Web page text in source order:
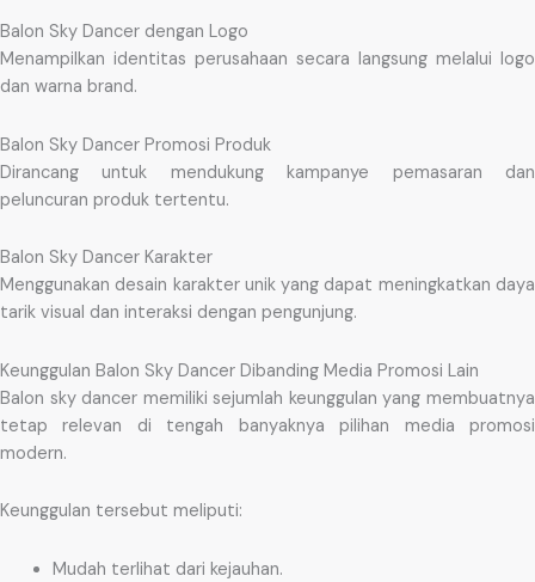
Balon Sky Dancer dengan Logo
Menampilkan identitas perusahaan secara langsung melalui logo
dan warna brand.
Balon Sky Dancer Promosi Produk
Dirancang untuk mendukung kampanye pemasaran dan
peluncuran produk tertentu.
Balon Sky Dancer Karakter
Menggunakan desain karakter unik yang dapat meningkatkan daya
tarik visual dan interaksi dengan pengunjung.
Keunggulan Balon Sky Dancer Dibanding Media Promosi Lain
Balon sky dancer memiliki sejumlah keunggulan yang membuatnya
tetap relevan di tengah banyaknya pilihan media promosi
modern.
Keunggulan tersebut meliputi:
Mudah terlihat dari kejauhan.